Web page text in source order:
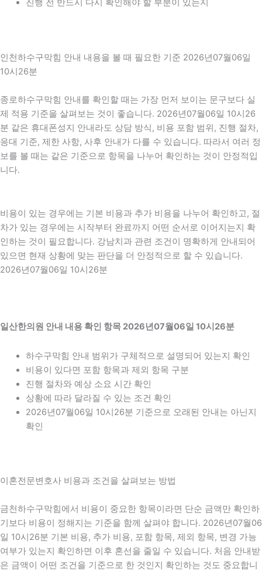
진행 전 반드시 다시 확인해야 할 부분이 있는지
인천하수구막힘 안내 내용을 볼 때 필요한 기준 2026년07월06일
10시26분
종로하수구막힘 안내를 확인할 때는 가장 먼저 보이는 문구보다 실
제 적용 기준을 살펴보는 것이 좋습니다. 2026년07월06일 10시26
분 같은 휴대폰성지 안내라도 상담 방식, 비용 포함 범위, 진행 절차,
응대 기준, 제한 사항, 사후 안내가 다를 수 있습니다. 따라서 여러 정
보를 볼 때는 같은 기준으로 항목을 나누어 확인하는 것이 안정적입
니다.
비용이 있는 경우에는 기본 비용과 추가 비용을 나누어 확인하고, 절
차가 있는 경우에는 시작부터 완료까지 어떤 순서로 이어지는지 확
인하는 것이 필요합니다. 강남치과 관련 조건이 명확하게 안내되어
있으면 현재 상황에 맞는 판단을 더 안정적으로 할 수 있습니다.
2026년07월06일 10시26분
일산한의원 안내 내용 확인 항목 2026년07월06일 10시26분
하수구막힘 안내 범위가 구체적으로 설명되어 있는지 확인
비용이 있다면 포함 항목과 제외 항목 구분
진행 절차와 예상 소요 시간 확인
상황에 따라 달라질 수 있는 조건 확인
2026년07월06일 10시26분 기준으로 오래된 안내는 아닌지
확인
이혼전문변호사 비용과 조건을 살펴보는 방법
금천하수구막힘에서 비용이 중요한 항목이라면 단순 금액만 확인하
기보다 비용이 정해지는 기준을 함께 살펴야 합니다. 2026년07월06
일 10시26분 기본 비용, 추가 비용, 포함 항목, 제외 항목, 변경 가능
여부가 있는지 확인하면 이후 혼선을 줄일 수 있습니다. 처음 안내받
은 금액이 어떤 조건을 기준으로 한 것인지 확인하는 것도 중요합니